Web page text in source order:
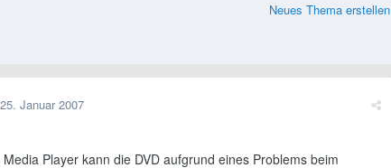
Neues Thema erstellen
25. Januar 2007
Player kann die DVD aufgrund eines Problems beim